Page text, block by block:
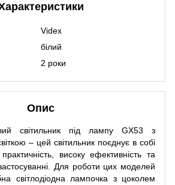
Videx
білий
2 роки
Опис
світильник під лампу GX53 з
– цей світильник поєднує в собі
високу ефективність та
Для роботи цих моделей
світлодіодна лампочка з цоколем